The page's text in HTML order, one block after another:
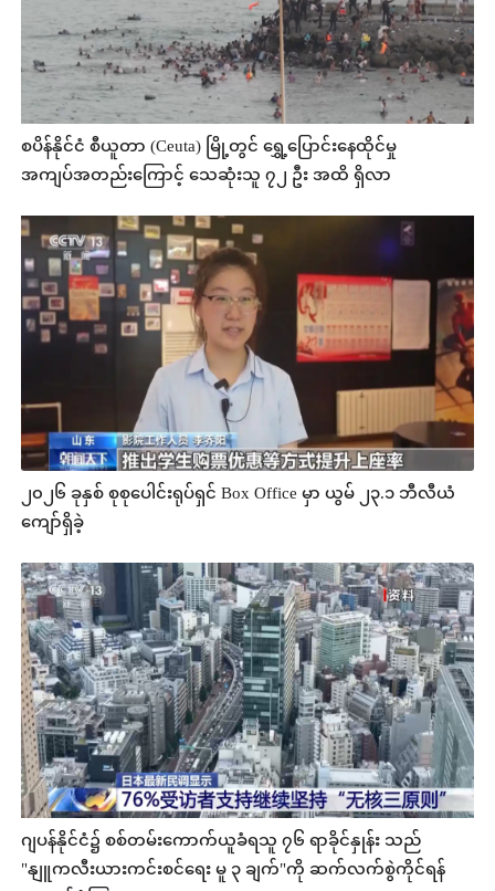
စပိန်နိုင်ငံ စီယူတာ (Ceuta) မြို့တွင် ရွှေ့ပြောင်းနေထိုင်မှု
အကျပ်အတည်းကြောင့် သေဆုံးသူ ၇၂ ဦး အထိ ရှိလာ
၂၀၂၆ ခုနှစ် စုစုပေါင်းရုပ်ရှင် Box Office မှာ ယွမ် ၂၃.၁ ဘီလီယံ
ကျော်ရှိခဲ့
ဂျပန်နိုင်ငံ၌ စစ်တမ်းကောက်ယူခံရသူ ၇၆ ရာခိုင်နှုန်း သည်
"နျူကလီးယားကင်းစင်ရေး မူ ၃ ချက်"ကို ဆက်လက်စွဲကိုင်ရန်